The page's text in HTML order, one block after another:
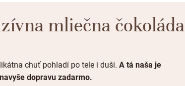
mliečna čokoláda
chuť pohladí po tele i duši. A tá naša je
dopravu zadarmo.